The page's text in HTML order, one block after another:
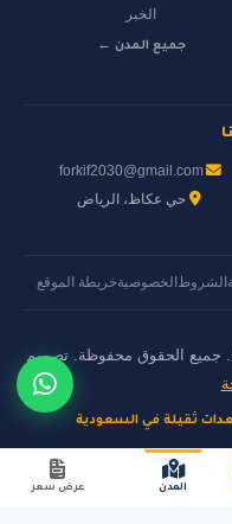
الخبر
جميع المدن ←
forkif2030@gmail.com
حي عكاظ، الرياض
الشروط الخصوصيةخريطة الموقع
ثقيلة في السعودية
المدن عرض سعر